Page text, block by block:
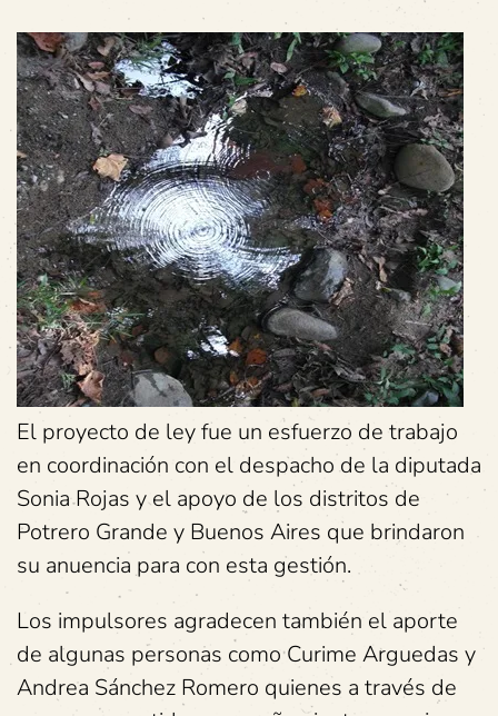
El proyecto de ley fue un esfuerzo de trabajo
en coordinación con el despacho de la diputada
Sonia Rojas y el apoyo de los distritos de
Potrero Grande y Buenos Aires que brindaron
su anuencia para con esta gestión.
Los impulsores agradecen también el aporte
de algunas personas como Curime Arguedas y
Andrea Sánchez Romero quienes a través de